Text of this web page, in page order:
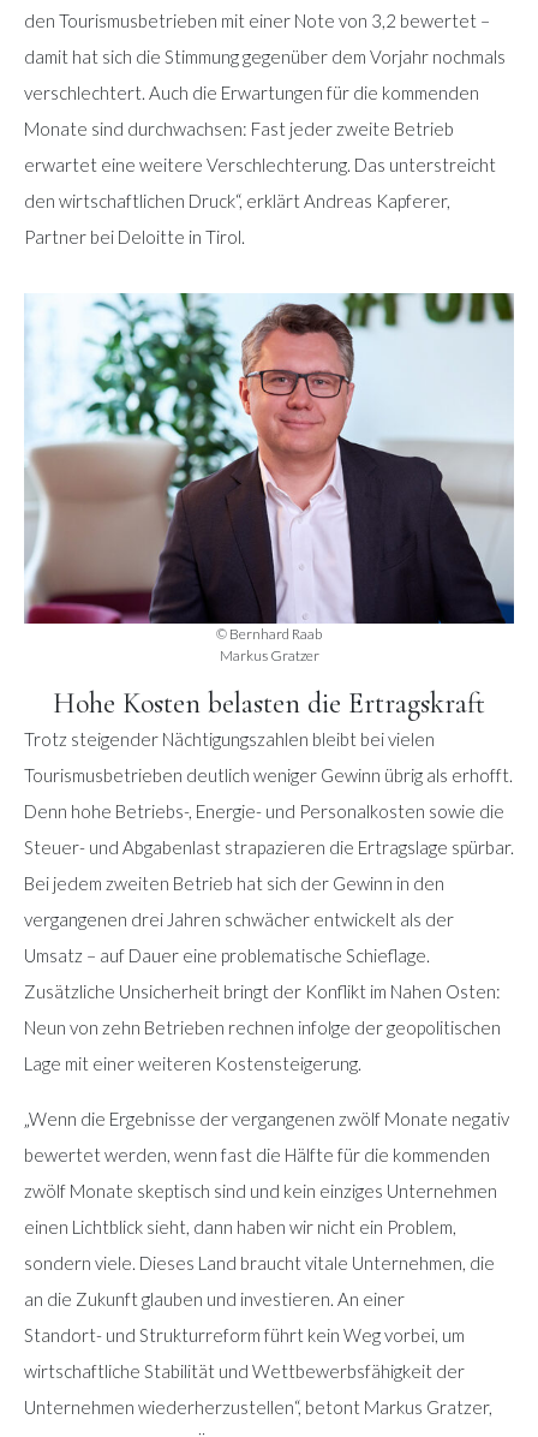
den Tourismusbetrieben mit einer Note von 3,2 bewertet –
damit hat sich die Stimmung gegenüber dem Vorjahr nochmals
verschlechtert. Auch die Erwartungen für die kommenden
Monate sind durchwachsen: Fast jeder zweite Betrieb
erwartet eine weitere Verschlechterung. Das unterstreicht
den wirtschaftlichen Druck“, erklärt Andreas Kapferer,
Partner bei Deloitte in Tirol.
© Bernhard Raab
Markus Gratzer
Hohe Kosten belasten die Ertragskraft
Trotz steigender Nächtigungszahlen bleibt bei vielen
Tourismusbetrieben deutlich weniger Gewinn übrig als erhofft.
Denn hohe Betriebs-, Energie- und Personalkosten sowie die
Steuer- und Abgabenlast strapazieren die Ertragslage spürbar.
Bei jedem zweiten Betrieb hat sich der Gewinn in den
vergangenen drei Jahren schwächer entwickelt als der
Umsatz – auf Dauer eine problematische Schieflage.
Zusätzliche Unsicherheit bringt der Konflikt im Nahen Osten:
Neun von zehn Betrieben rechnen infolge der geopolitischen
Lage mit einer weiteren Kostensteigerung.
„Wenn die Ergebnisse der vergangenen zwölf Monate negativ
bewertet werden, wenn fast die Hälfte für die kommenden
zwölf Monate skeptisch sind und kein einziges Unternehmen
einen Lichtblick sieht, dann haben wir nicht ein Problem,
sondern viele. Dieses Land braucht vitale Unternehmen, die
an die Zukunft glauben und investieren. An einer
Standort- und Strukturreform führt kein Weg vorbei, um
wirtschaftliche Stabilität und Wettbewerbsfähigkeit der
Unternehmen wiederherzustellen“, betont Markus Gratzer,